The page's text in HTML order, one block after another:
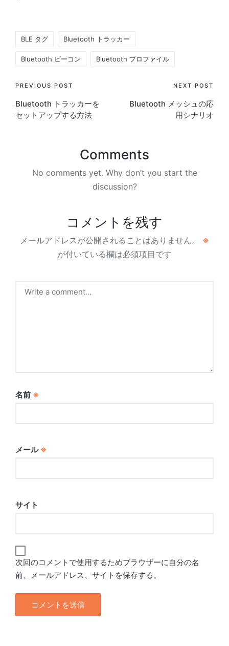
BLE タグ Bluetooth トラッカー
Bluetooth ビーコン Bluetooth プロファイル
Post
navigation
PREVIOUS POST
Bluetooth トラッカーを
セットアップする方法
NEXT POST
Bluetooth メッシュの応
用シナリオ
Comments
No comments yet. Why don’t you start the
discussion?
コメントを残す
メールアドレスが公開されることはありません。
※
が付いている欄は必須項目です
名前 ※
メール ※
サイト
次回のコメントで使用するためブラウザーに自分の名
前、メールアドレス、サイトを保存する。